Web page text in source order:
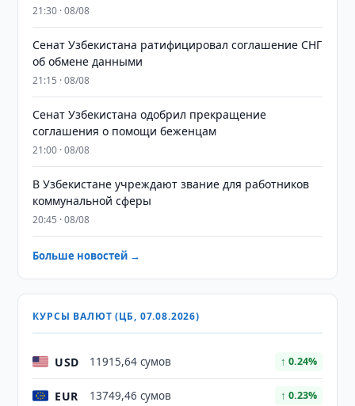
21:30 · 08/08
Сенат Узбекистана ратифицировал соглашение СНГ
об обмене данными
21:15 · 08/08
Сенат Узбекистана одобрил прекращение
соглашения о помощи беженцам
21:00 · 08/08
В Узбекистане учреждают звание для работников
коммунальной сферы
20:45 · 08/08
Больше новостей →
КУРСЫ ВАЛЮТ (ЦБ, 07.08.2026)
USD 11915,64 сумов ↑ 0.24%
EUR 13749,46 сумов ↑ 0.23%